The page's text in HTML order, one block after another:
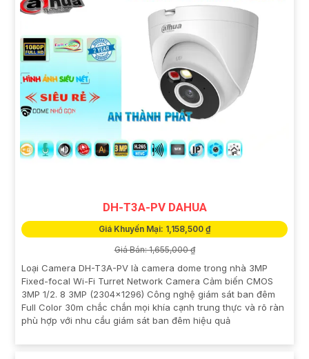
DH-T3A-PV DAHUA
Giá Khuyến Mại: 1,158,500 ₫
Giá Bán: 1,655,000 ₫
Loại Camera DH-T3A-PV là camera dome trong nhà 3MP
Fixed-focal Wi-Fi Turret Network Camera Cảm biến CMOS
3MP 1/2. 8 3MP (2304×1296) Công nghệ giám sát ban đêm
Full Color 30m chắc chắn mọi khía cạnh trung thực và rõ ràn
phù hợp với nhu cầu giám sát ban đêm hiệu quả